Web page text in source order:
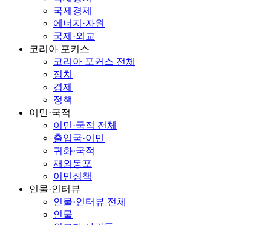
국제경제
에너지·자원
국제·외교
코리아 포커스
코리아 포커스 전체
정치
경제
정책
이민·국적
이민·국적 전체
출입국·이민
귀화·국적
재외동포
이민정책
인물·인터뷰
인물·인터뷰 전체
인물